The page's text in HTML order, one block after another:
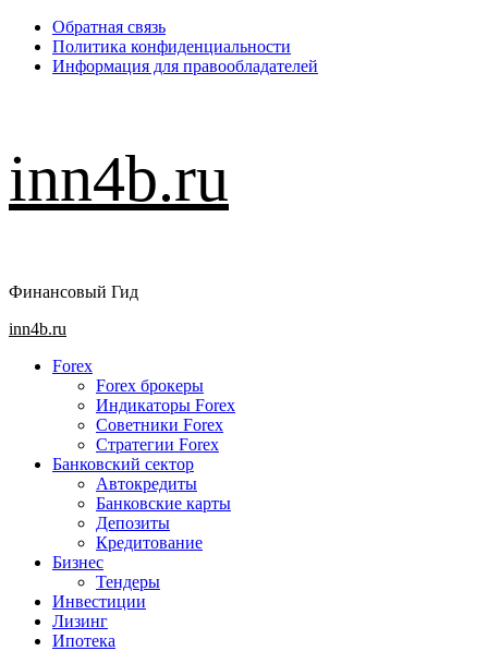
Перейти
содержимому
Обратная связь
Политика конфиденциальности
Информация для правообладателей
inn4b.ru
Финансовый Гид
Основное
inn4b.ru
Forex
Forex брокеры
Индикаторы Forex
Советники Forex
Стратегии Forex
Банковский сектор
Автокредиты
Банковские карты
Депозиты
Кредитование
Бизнес
Тендеры
Инвестиции
Лизинг
Ипотека